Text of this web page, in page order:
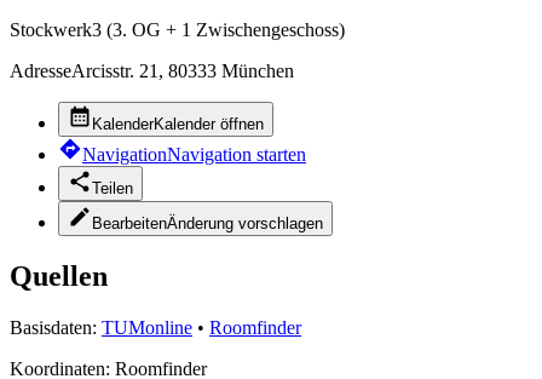
Stockwerk3 (3. OG + 1 Zwischengeschoss)
AdresseArcisstr. 21, 80333 München
KalenderKalender öffnen
NavigationNavigation starten
Teilen
BearbeitenÄnderung vorschlagen
Quellen
Basisdaten: TUMonline • Roomfinder
Koordinaten: Roomfinder